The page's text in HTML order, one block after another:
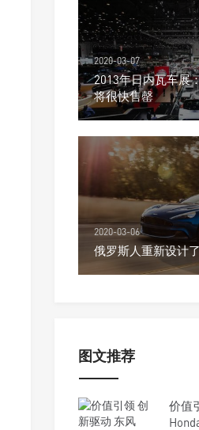
2020-03-07
2013年日内瓦车展
将很快售罄
2020-03-06
俄罗斯人重新设计
图文推荐
价值